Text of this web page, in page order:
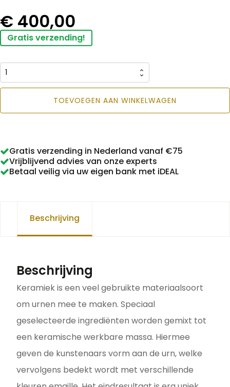
€ 400,00
Gratis verzending!
Keramische
urn
TOEVOEGEN AAN WINKELWAGEN
Gratis verzending in Nederland vanaf €75
Vrijblijvend advies van onze experts
Betaal veilig via uw eigen bank met iDEAL
Beschrijving
Beschrijving
Keramiek is een veel gebruikte materiaalsoort
om urnen mee te maken. Speciaal
geselecteerde ingrediënten worden gemixt tot
een keramische werkbare massa. Hiermee
geven de kunstenaars vorm aan de urn, welke
vervolgens bedekt wordt met verschillende